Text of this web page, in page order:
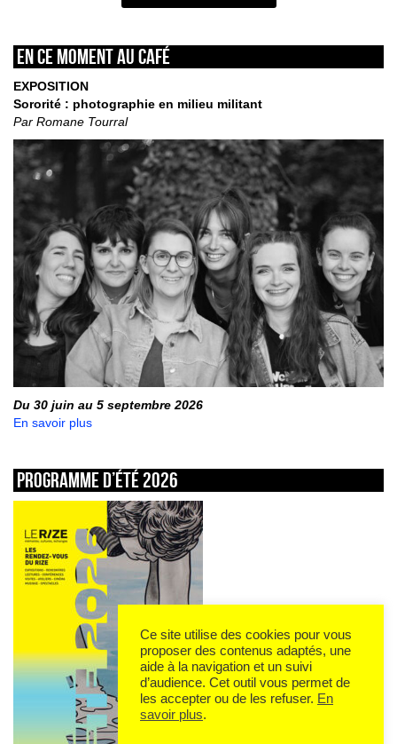
En ce moment au café
EXPOSITION
Sororité : photographie en milieu militant
Par Romane Tourral
Du 30 juin au 5 septembre 2026
En savoir plus
Programme d’été 2026
Ce site utilise des cookies pour vous
proposer des contenus adaptés, une
aide à la navigation et un suivi
d’audience. Cet outil vous permet de
les accepter ou de les refuser. En
savoir plus.